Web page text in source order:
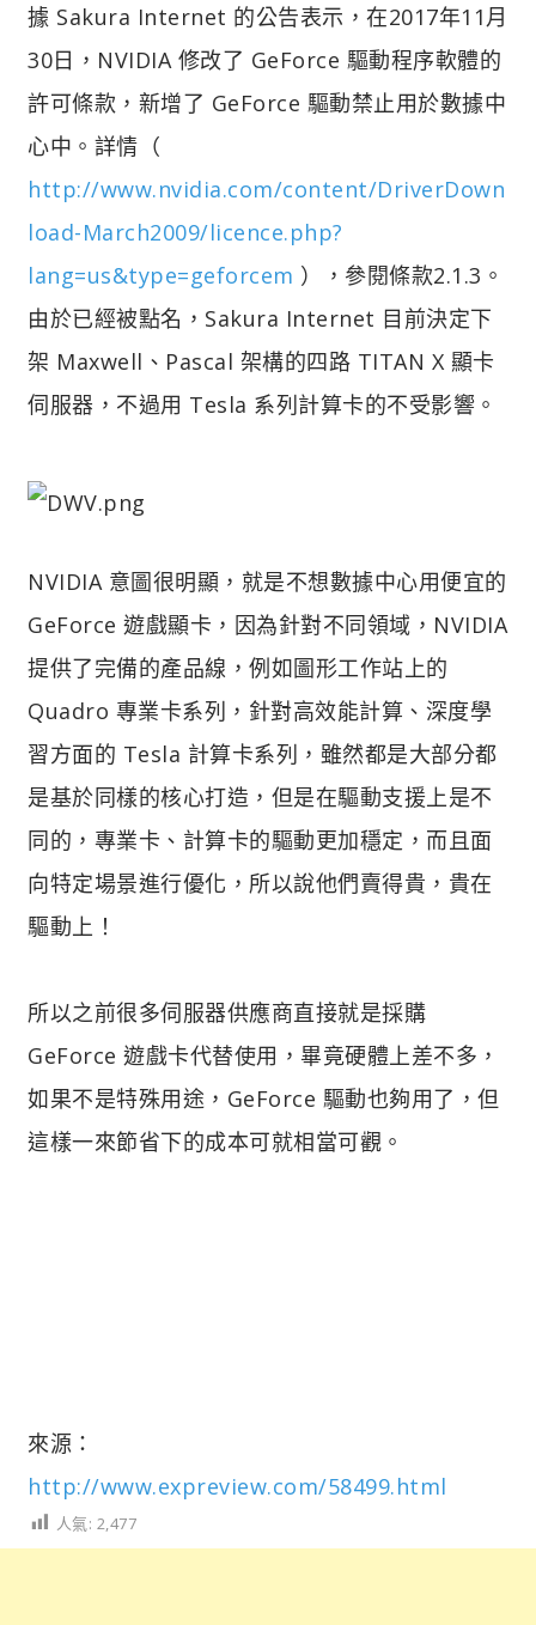
據 Sakura Internet 的公告表示，在2017年11月
30日，NVIDIA 修改了 GeForce 驅動程序軟體的
許可條款，新增了 GeForce 驅動禁止用於數據中
心中。詳情（
http://www.nvidia.com/content/DriverDown
load-March2009/licence.php?
lang=us&type=geforcem ），參閱條款2.1.3。
由於已經被點名，Sakura Internet 目前決定下
架 Maxwell、Pascal 架構的四路 TITAN X 顯卡
伺服器，不過用 Tesla 系列計算卡的不受影響。
NVIDIA 意圖很明顯，就是不想數據中心用便宜的
GeForce 遊戲顯卡，因為針對不同領域，NVIDIA
提供了完備的產品線，例如圖形工作站上的
Quadro 專業卡系列，針對高效能計算、深度學
習方面的 Tesla 計算卡系列，雖然都是大部分都
是基於同樣的核心打造，但是在驅動支援上是不
同的，專業卡、計算卡的驅動更加穩定，而且面
向特定場景進行優化，所以說他們賣得貴，貴在
驅動上！
所以之前很多伺服器供應商直接就是採購
GeForce 遊戲卡代替使用，畢竟硬體上差不多，
如果不是特殊用途，GeForce 驅動也夠用了，但
這樣一來節省下的成本可就相當可觀。
來源：
http://www.expreview.com/58499.html
人氣: 2,477